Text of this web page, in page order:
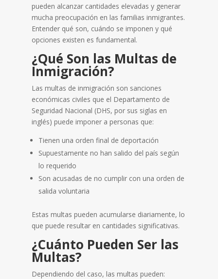
pueden alcanzar cantidades elevadas y generar
mucha preocupación en las familias inmigrantes.
Entender qué son, cuándo se imponen y qué
opciones existen es fundamental.
¿Qué Son las Multas de
Inmigración?
Las multas de inmigración son sanciones
económicas civiles que el Departamento de
Seguridad Nacional (DHS, por sus siglas en
inglés) puede imponer a personas que:
Tienen una orden final de deportación
Supuestamente no han salido del país según
lo requerido
Son acusadas de no cumplir con una orden de
salida voluntaria
Estas multas pueden acumularse diariamente, lo
que puede resultar en cantidades significativas.
¿Cuánto Pueden Ser las
Multas?
Dependiendo del caso, las multas pueden: